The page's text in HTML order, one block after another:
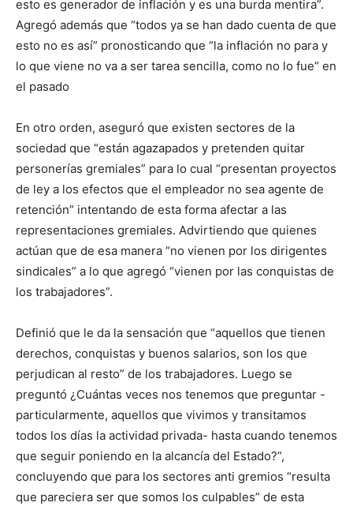
esto es generador de inflación y es una burda mentira”.
Agregó además que “todos ya se han dado cuenta de que
esto no es así” pronosticando que “la inflación no para y
lo que viene no va a ser tarea sencilla, como no lo fue” en
el pasado
En otro orden, aseguró que existen sectores de la
sociedad que “están agazapados y pretenden quitar
personerías gremiales” para lo cual “presentan proyectos
de ley a los efectos que el empleador no sea agente de
retención” intentando de esta forma afectar a las
representaciones gremiales. Advirtiendo que quienes
actúan que de esa manera “no vienen por los dirigentes
sindicales” a lo que agregó “vienen por las conquistas de
los trabajadores”.
Definió que le da la sensación que “aquellos que tienen
derechos, conquistas y buenos salarios, son los que
perjudican al resto” de los trabajadores. Luego se
preguntó ¿Cuántas veces nos tenemos que preguntar -
particularmente, aquellos que vivimos y transitamos
todos los días la actividad privada- hasta cuando tenemos
que seguir poniendo en la alcancía del Estado?”,
concluyendo que para los sectores anti gremios “resulta
que pareciera ser que somos los culpables” de esta